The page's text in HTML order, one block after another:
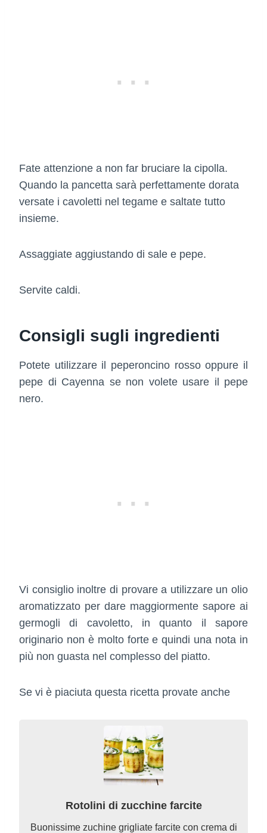
Fate attenzione a non far bruciare la cipolla.
Quando la pancetta sarà perfettamente dorata
versate i cavoletti nel tegame e saltate tutto
insieme.
Assaggiate aggiustando di sale e pepe.
Servite caldi.
Consigli sugli ingredienti
Potete utilizzare il peperoncino rosso oppure il
pepe di Cayenna se non volete usare il pepe
nero.
Vi consiglio inoltre di provare a utilizzare un olio
aromatizzato per dare maggiormente sapore ai
germogli di cavoletto, in quanto il sapore
originario non è molto forte e quindi una nota in
più non guasta nel complesso del piatto.
Se vi è piaciuta questa ricetta provate anche
Rotolini di zucchine farcite
Buonissime zuchine grigliate farcite con crema di